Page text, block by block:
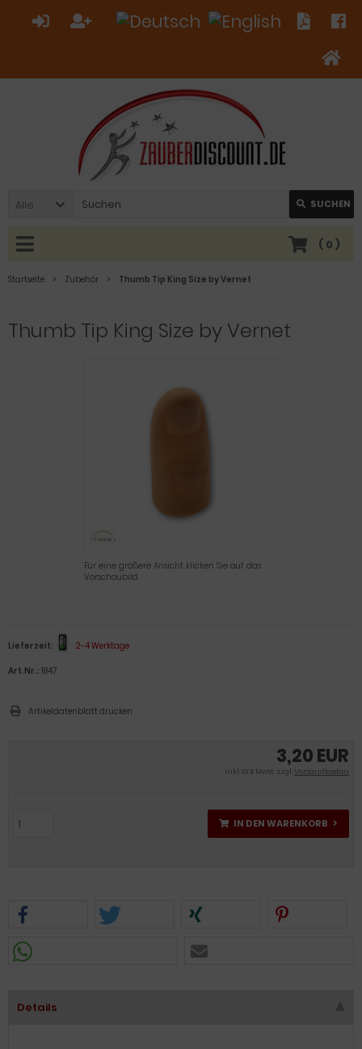
Alle SUCHEN
( 0 )
Startseite Zubehör Thumb Tip King Size by Vernet
Thumb Tip King Size by Vernet
Für eine größere Ansicht klicken Sie auf das
Vorschaubild
3,20 EUR
inkl. 19 % MwSt. zzgl.Versandkosten
IN DEN WARENKORB
Lieferzeit: 2-4 Werktage
Art.Nr.: 1847
Artikeldatenblatt drucken
Details